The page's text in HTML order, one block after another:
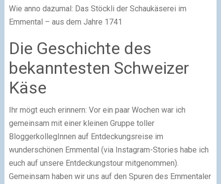
Wie anno dazumal: Das Stöckli der Schaukäserei im
Emmental – aus dem Jahre 1741
Die Geschichte des
bekanntesten Schweizer
Käse
Ihr mögt euch erinnern: Vor ein paar Wochen war ich
gemeinsam mit einer kleinen Gruppe toller
BloggerkollegInnen auf Entdeckungsreise im
wunderschönen Emmental (via Instagram-Stories habe ich
euch auf unsere Entdeckungstour mitgenommen).
Gemeinsam haben wir uns auf den Spuren des Emmentaler